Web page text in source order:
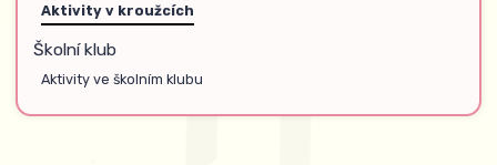
Aktivity v kroužcích
Školní klub
Aktivity ve školním klubu